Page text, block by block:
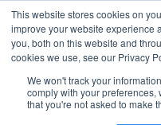
This website stores cookies on
improve your website experience
you, both on this website and
cookies we use, see our Privacy
We won't track your
comply with your preferences,
that you're not asked to make
Nordic Sports Reutlingen
Navigation umschalten
Fitness